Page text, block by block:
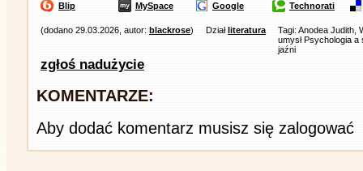
Blip MySpace Google Technorati
(dodano 29.03.2026, autor: blackrose) Działliteratura
Tagi: Anodea Judith,
umysł Psychologia
jaźni
zgłoś nadużycie
KOMENTARZE:
Aby dodać komentarz musisz się zalogować